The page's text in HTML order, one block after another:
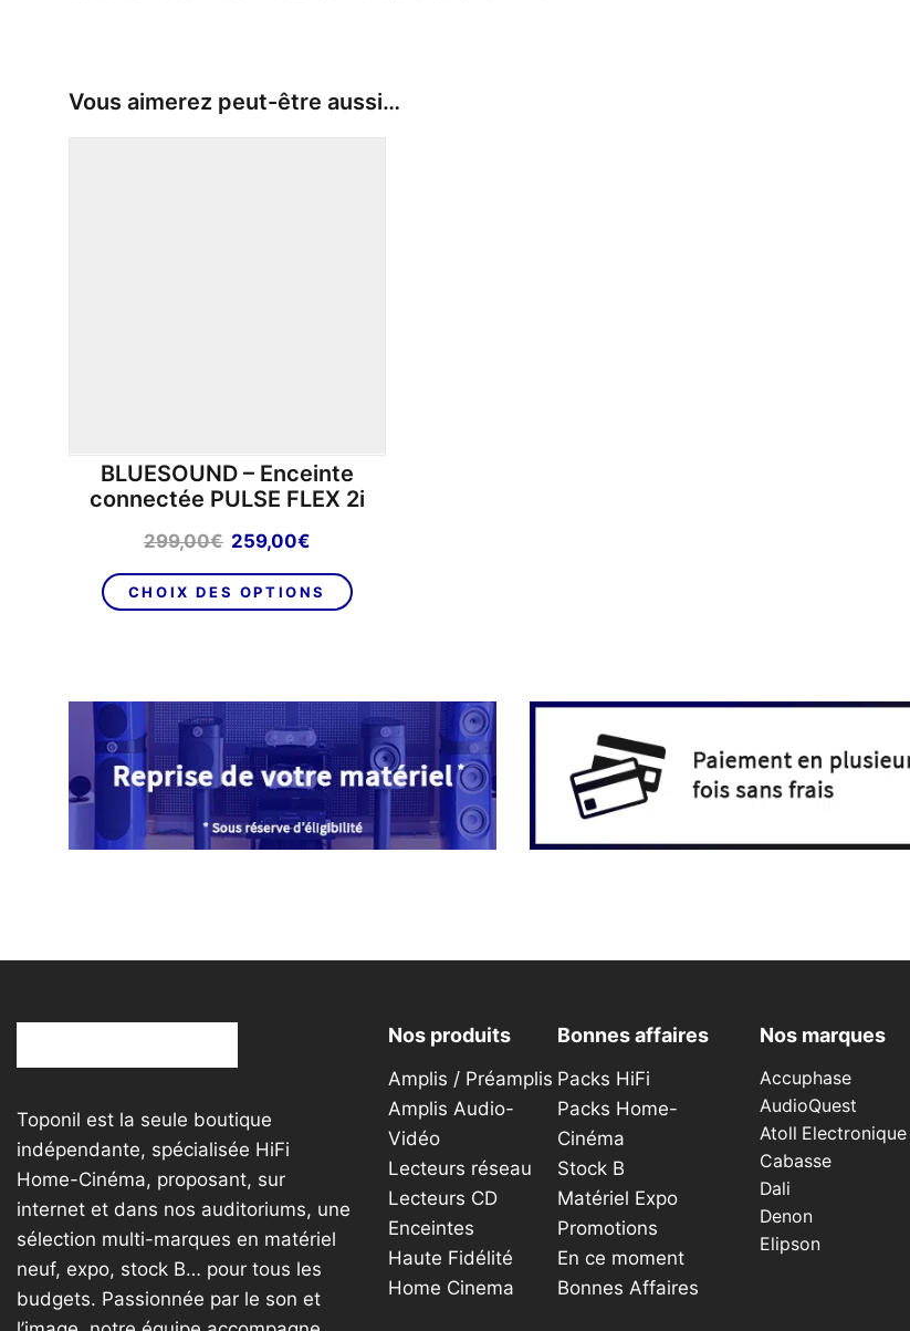
Vous aimerez peut-être aussi…
BLUESOUND – Enceinte
connectée PULSE FLEX 2i
299,00€ Le
initial
était :
259,00€
actuel
est :
CHOIX DES OPTIONS
produit
Les
options
peuvent
être
choisies
sur
Toponil est la seule boutique
indépendante, spécialisée HiFi
Home-Cinéma, proposant, sur
internet et dans nos auditoriums, une
sélection multi-marques en matériel
neuf, expo, stock B… pour tous les
budgets. Passionnée par le son et
Nos produits
Amplis / Préamplis
Amplis Audio-
Vidéo
Lecteurs réseau
Lecteurs CD
Enceintes
Haute Fidélité
Home Cinema
Bonnes affaires
Packs HiFi
Packs Home-
Cinéma
Stock B
Matériel Expo
Promotions
En ce moment
Bonnes Affaires
Nos marques
Accuphase
AudioQuest
Atoll Electronique
Cabasse
Dali
Denon
Elipson